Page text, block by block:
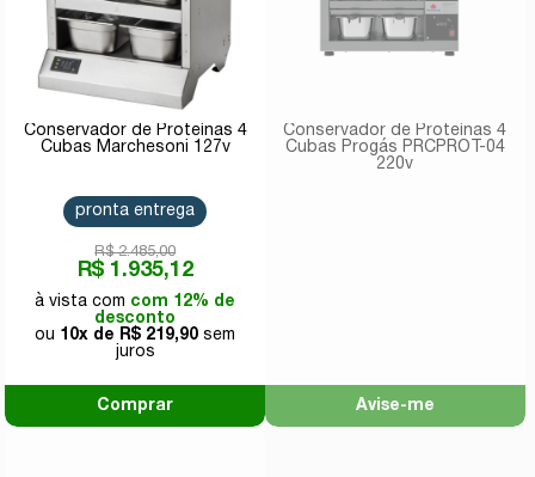
Conservador de Proteínas 4
Cubas Marchesoni 127v
R$ 1.935,12
com 12% de
desconto
R$ 2.485,00
10x de R$ 219,90
pronta entrega
Comprar
Conservador de Proteínas 4
Cubas Progás PRCPROT-04
220v
Avise-me